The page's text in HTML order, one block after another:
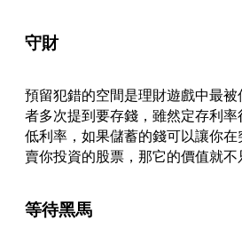
守財
預留犯錯的空間是理財遊戲中最
者多次提到要存錢，雖然定存利
低利率，如果儲蓄的錢可以讓你
賣你投資的股票，那它的價值就不
等待黑馬